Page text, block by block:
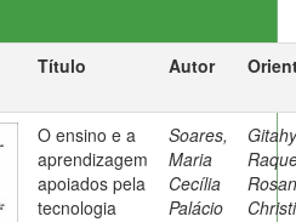
Título Autor
O ensino e a
aprendizagem
apoiados pela
tecnologia
Soares,
Maria
Cecília
Palácio
Rosan